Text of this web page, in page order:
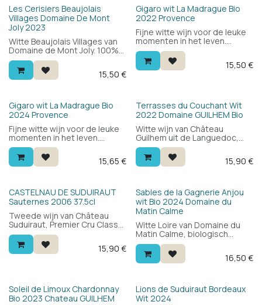
jaren.
Les Cerisiers Beaujolais
Villages Domaine De Mont
Joly 2023
Witte Beaujolais Villages van
Domaine de Mont Joly. 100%
chardonnay: fruitig en elegant
met een minerale frisheid in
de stijl van een witte 15,50 €
Bio
Gigaro wit La Madrague Bio
2022 Provence
Fijne witte wijn voor de leuke
momenten in het leven.
Gigaro van Domaine de la
Madrague is een zachte en
frisse witte wijn van de
Tropez.
15,50 €
Bio
Gigaro wit La Madrague Bio
2024 Provence
Fijne witte wijn voor de leuke
momenten in het leven.
Gigaro van Domaine de la
Madrague is een zachte en
frisse witte wijn van de
vis. Met de groeten van Saint-
Tropez.
15,65 €
Bio
Terrasses du Couchant Wit
2022 Domaine GUILHEM Bio
Witte wijn van Château
Guilhem uit de Languedoc,
biologisch geteeld. Blend van
chardonnay en sauvignon
blanc, gerijpt op eikenhout:
Vroeger bekend als "Grand
Vin".
15,90 €
CASTELNAU DE SUDUIRAUT
Sauternes 2006 37.5cl
Tweede wijn van Château
Suduiraut, Premier Cru Classé
de Sauternes. Goudgeel met
honing, droge perzik en
vijgen. Een elegante zoete
Millau. Halve fles 37,5cl.
15,90 €
Bio
Sables de la Gagnerie Anjou
wit Bio 2024 Domaine du
Matin Calme
Witte Loire van Domaine du
Matin Calme, biologisch
geteeld in Anjou. 100% chenin
blanc: strak en rond tegelijk,
fris met een tikje citrus en
kwaliteitverhouding.
16,50 €
Soleil de Limoux Chardonnay
Bio 2023 Chateau GUILHEM
Lions de Suduiraut Bordeaux
Wit 2024